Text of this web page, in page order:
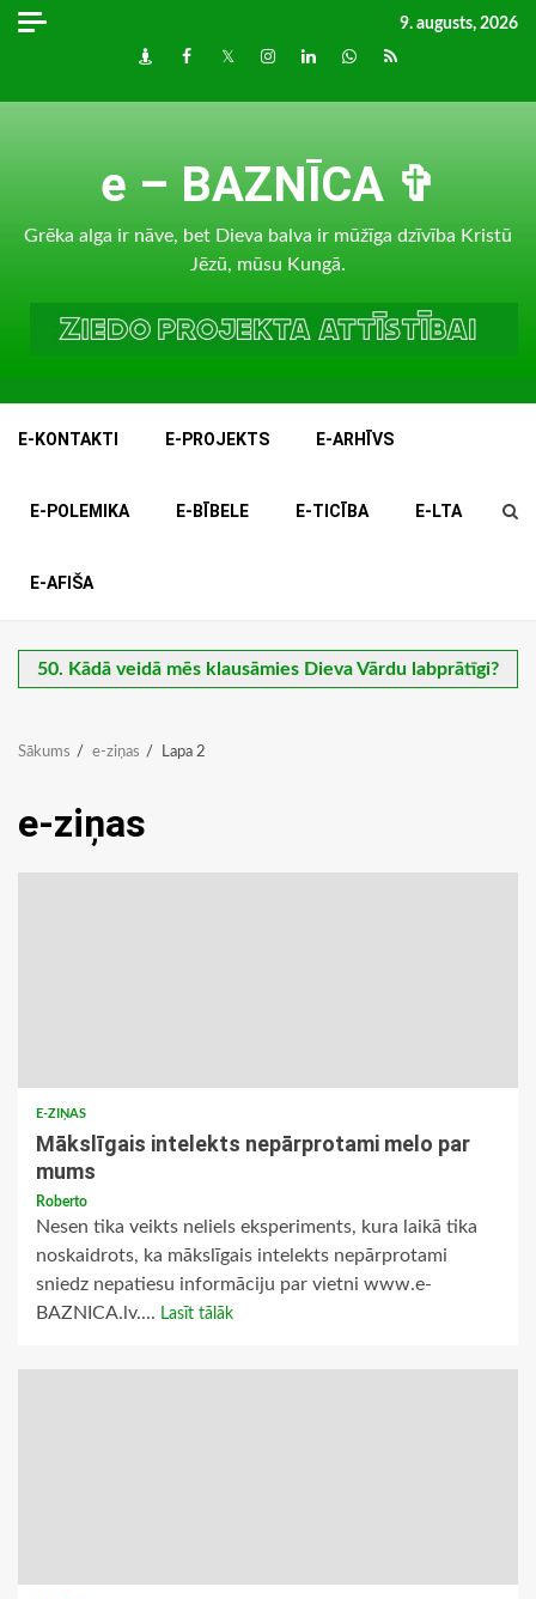
Skip
9. augusts, 2026
DraugiemFacebook
TwitterInstagram
LinkedInwhatsapp
RSS
e – BAZNĪCA ✞
Grēka alga ir nāve, bet Dieva balva ir mūžīga dzīvība Kristū
Jēzū, mūsu Kungā.
E-KONTAKTI E-PROJEKTS E-ARHĪVS
E-POLEMIKA E-BĪBELE E-TICĪBA E-LTA
E-AFIŠA
50. Kādā veidā mēs klausāmies Dieva Vārdu labprātīgi?
Sākums e-ziņas Lapa 2
e-ziņas
E-ZIŅAS
Mākslīgais intelekts nepārprotami melo par
mums
Roberto
Nesen tika veikts neliels eksperiments, kura laikā tika
noskaidrots, ka mākslīgais intelekts nepārprotami
sniedz nepatiesu informāciju par vietni www.e-
BAZNICA.lv.... Lasīt tālāk